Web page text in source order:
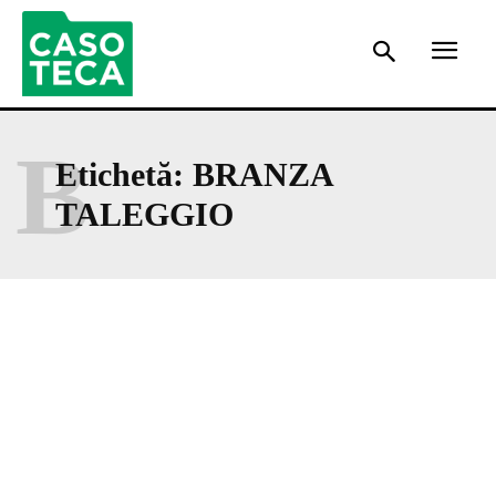
Etichetă: BRANZA
TALEGGIO
B